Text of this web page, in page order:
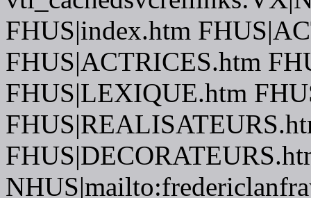
FHUS|index.htm
FHUS|ACTRICES.htm
FHUS|LEXIQUE.htm